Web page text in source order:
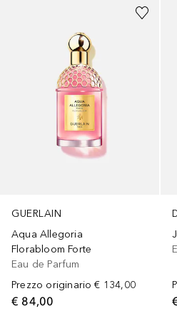
GUERLAIN
Aqua Allegoria
Florabloom Forte
Eau de Parfum
Prezzo originario € 134,00
€ 84,00